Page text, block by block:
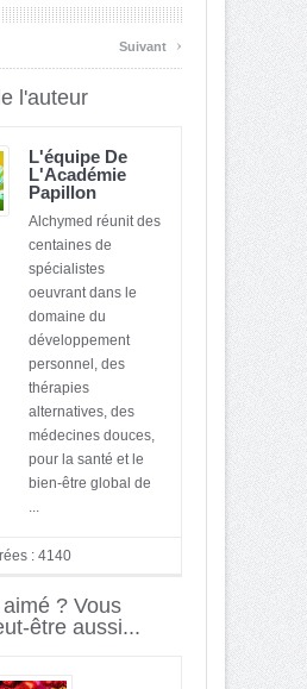
Suivant ›
l'auteur
L'équipe De
L'Académie
Papillon
Alchymed réunit des
centaines de
spécialistes
oeuvrant dans le
domaine du
développement
personnel, des
thérapies
alternatives, des
médecines douces,
pour la santé et le
bien-être global de
: 4140
? Vous
être aussi...